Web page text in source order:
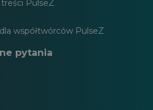
PulseZ
współtwórców PulseZ
pytania